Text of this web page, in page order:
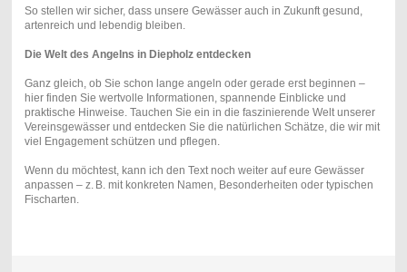
So stellen wir sicher, dass unsere Gewässer auch in Zukunft gesund,
artenreich und lebendig bleiben.
Die Welt des Angelns in Diepholz entdecken
Ganz gleich, ob Sie schon lange angeln oder gerade erst beginnen –
hier finden Sie wertvolle Informationen, spannende Einblicke und
praktische Hinweise. Tauchen Sie ein in die faszinierende Welt unserer
Vereinsgewässer und entdecken Sie die natürlichen Schätze, die wir mit
viel Engagement schützen und pflegen.
Wenn du möchtest, kann ich den Text noch weiter auf eure Gewässer
anpassen – z. B. mit konkreten Namen, Besonderheiten oder typischen
Fischarten.